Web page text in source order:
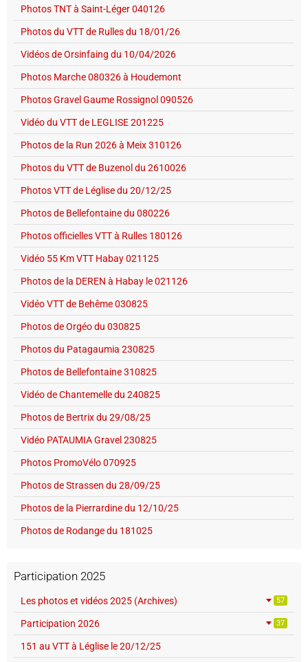
Photos TNT à Saint-Léger 040126
Photos du VTT de Rulles du 18/01/26
Vidéos de Orsinfaing du 10/04/2026
Photos Marche 080326 à Houdemont
Photos Gravel Gaume Rossignol 090526
Vidéo du VTT de LEGLISE 201225
Photos de la Run 2026 à Meix 310126
Photos du VTT de Buzenol du 2610026
Photos VTT de Léglise du 20/12/25
Photos de Bellefontaine du 080226
Photos officielles VTT à Rulles 180126
Vidéo 55 Km VTT Habay 021125
Photos de la DEREN à Habay le 021126
Vidéo VTT de Behême 030825
Photos de Orgéo du 030825
Photos du Patagaumia 230825
Photos de Bellefontaine 310825
Vidéo de Chantemelle du 240825
Photos de Bertrix du 29/08/25
Vidéo PATAUMIA Gravel 230825
Photos PromoVélo 070925
Photos de Strassen du 28/09/25
Photos de la Pierrardine du 12/10/25
Photos de Rodange du 181025
Participation 2025
Les photos et vidéos 2025 (Archives) 57
Participation 2026 37
151 au VTT à Léglise le 20/12/25